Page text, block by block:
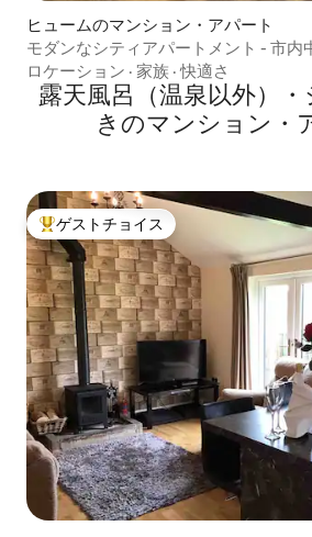
ヒュームのマンション・アパート
モダンなシティアパートメント - 市内
ロケーション · 家族 ·快適さ
露天風呂（温泉以外）
きのマンション・
大好評のゲストチョイスです。
ゲストチョイス